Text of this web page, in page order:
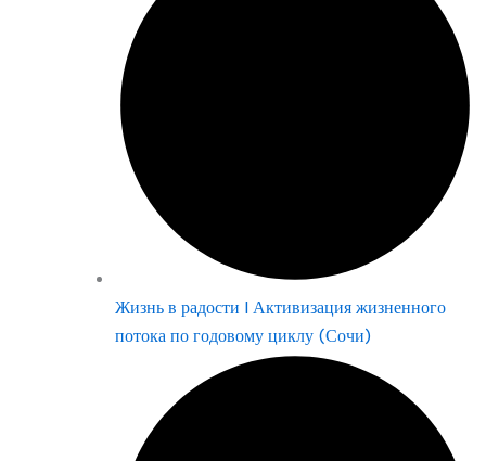
Жизнь в радости | Активизация жизненного
потока по годовому циклу (Сочи)